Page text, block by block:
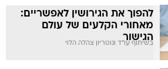
להפוך את הגירושין לאפשריים:
מאחורי הקלעים של עולם
הגישור
בשיתוף עו"ד ונוטריון צהלה הלוי